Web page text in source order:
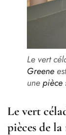
Le vert
Greene
unepièce
Le vert
pièces de